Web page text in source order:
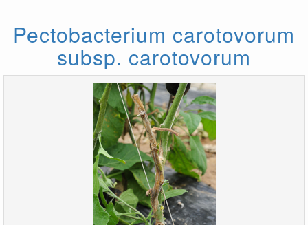
Pectobacterium carotovorum
subsp. carotovorum